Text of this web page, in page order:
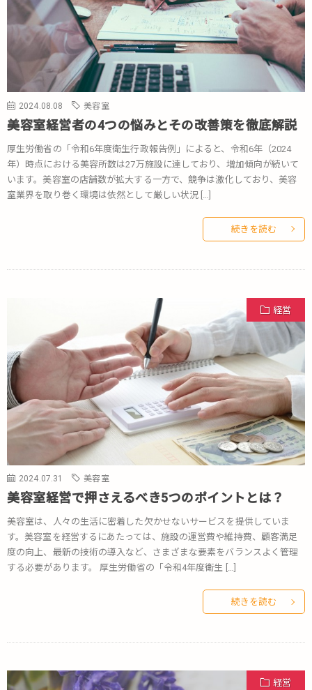
2024.08.08 美容室
美容室経営者の4つの悩みとその改善策を徹底解説
厚生労働省の「令和6年度衛生行政報告例」によると、令和6年（2024
年）時点における美容所数は27万施設に達しており、増加傾向が続いて
います。美容室の店舗数が拡大する一方で、競争は激化しており、美容
室業界を取り巻く環境は依然として厳しい状況 […]
続きを読む
経営
2024.07.31 美容室
美容室経営で押さえるべき5つのポイントとは？
美容室は、人々の生活に密着した欠かせないサービスを提供していま
す。美容室を経営するにあたっては、施設の運営費や維持費、顧客満足
度の向上、最新の技術の導入など、さまざまな要素をバランスよく管理
する必要があります。 厚生労働省の「令和4年度衛生 […]
続きを読む
経営